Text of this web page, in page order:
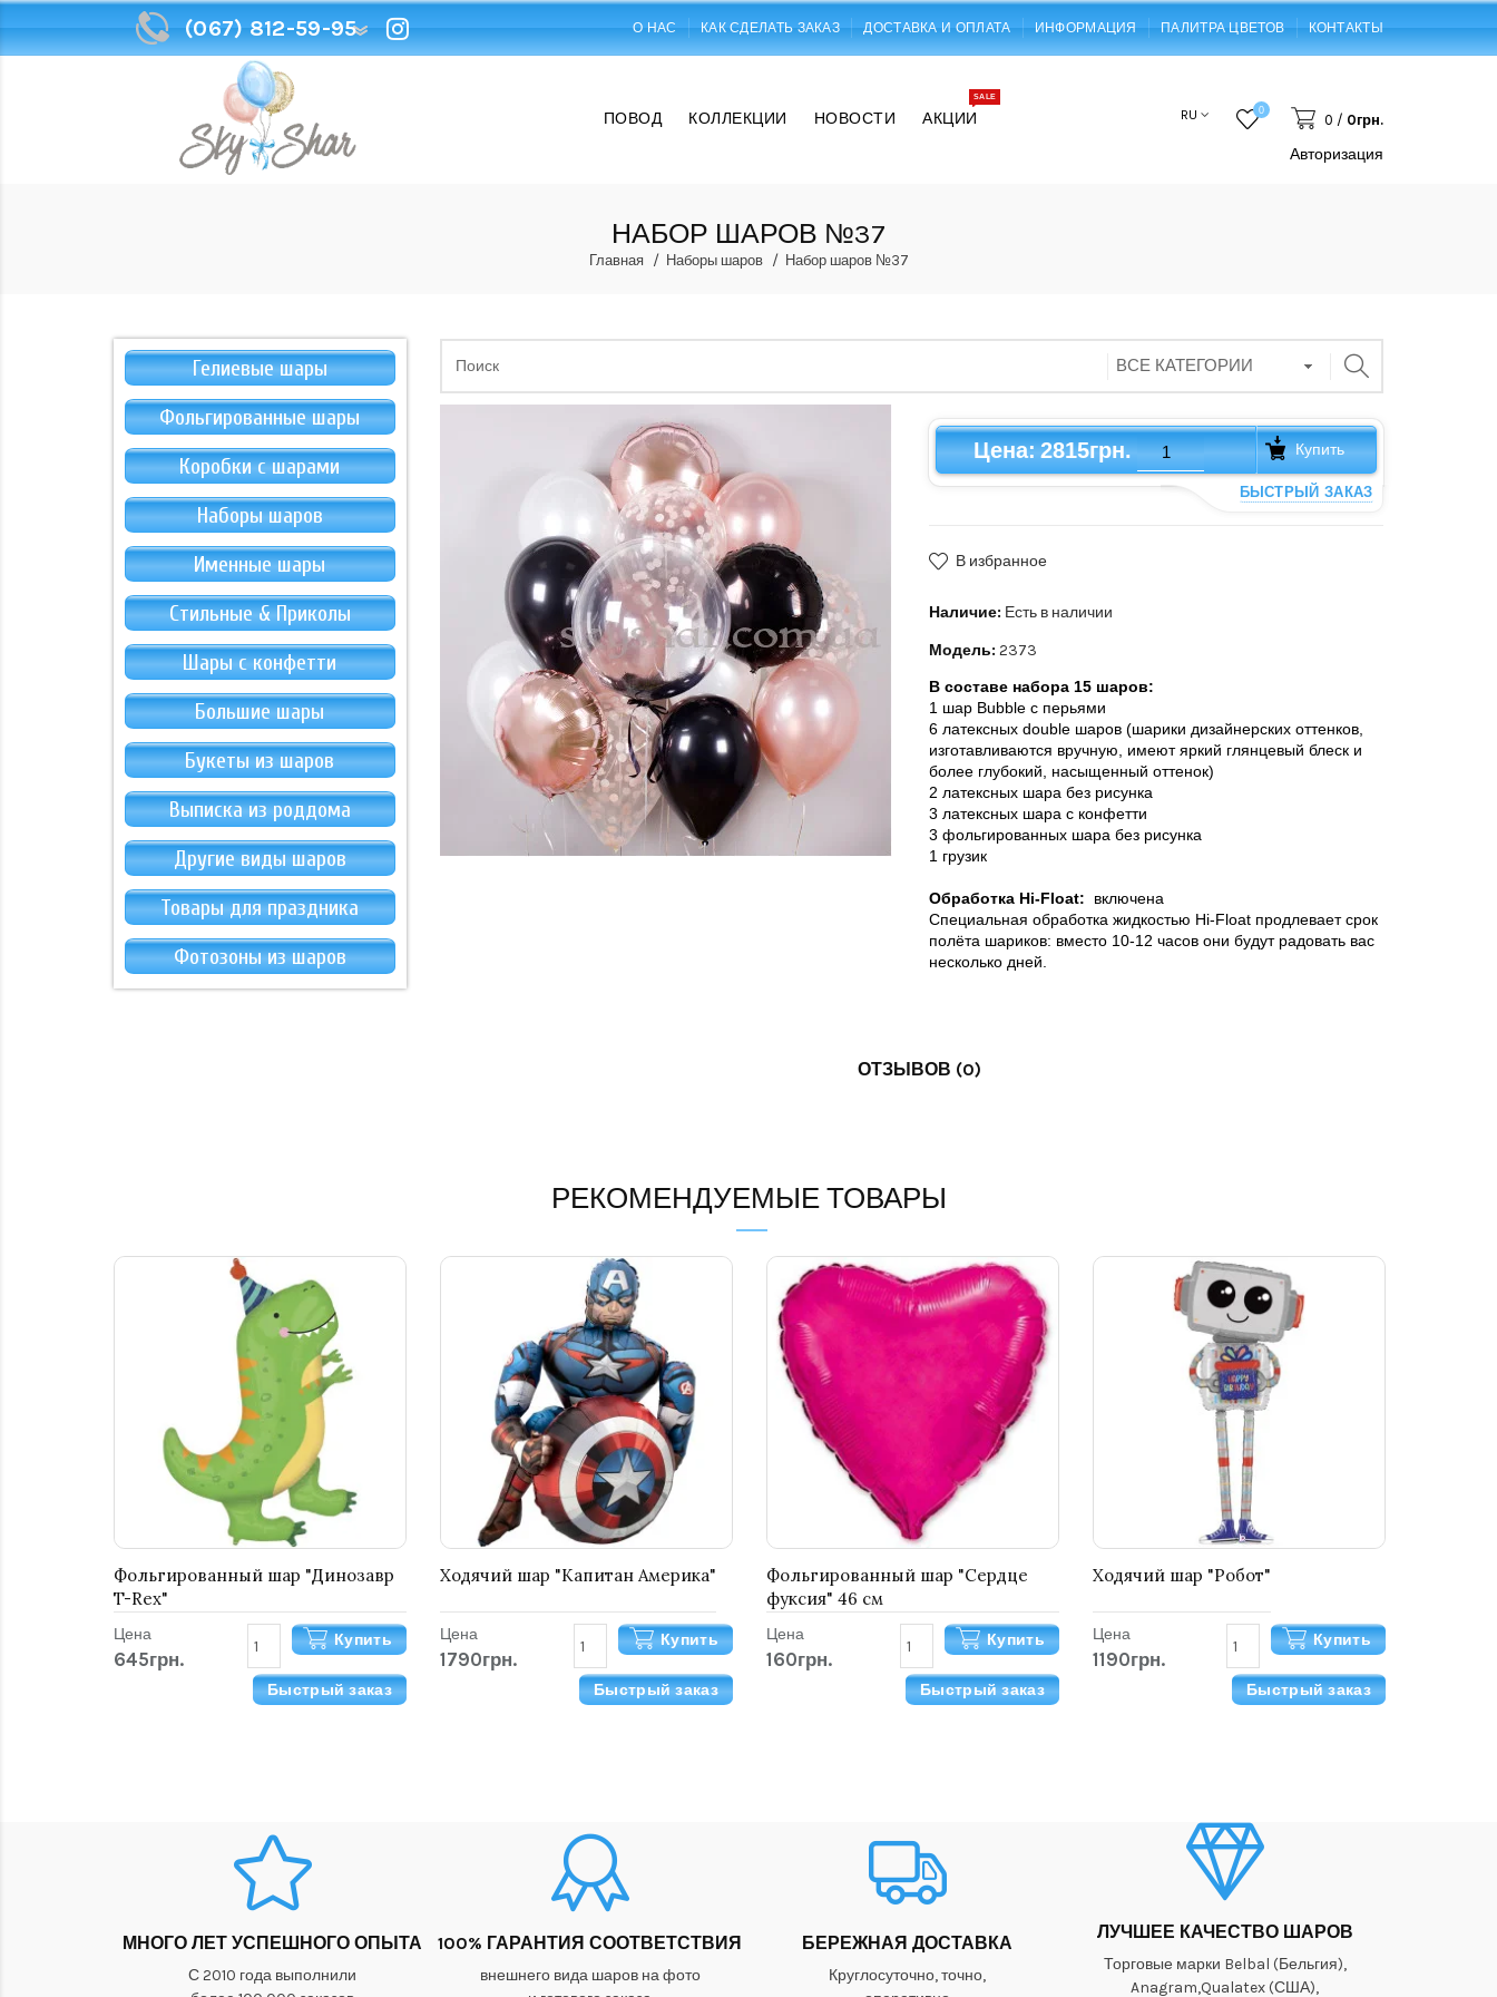
(067) 812-59-95
(067) 812-59-95
О НАС КАК СДЕЛАТЬ ЗАКАЗ ДОСТАВКА И ОПЛАТА ИНФОРМАЦИЯ ПАЛИТРА ЦВЕТОВ КОНТАКТЫ
ПОВОД КОЛЛЕКЦИИ НОВОСТИ АКЦИИ
SALE
RU 0
0 / 0грн.
Авторизация
НАБОР ШАРОВ №37
Главная Наборы шаров Набор шаров №37
Гелиевые шары
Фольгированные шары
Коробки с шарами
Наборы шаров
Именные шары
Стильные & Приколы
Шары с конфетти
Большие шары
Букеты из шаров
Выписка из роддома
Другие виды шаров
Товары для праздника
Фотозоны из шаров
Цена:2815грн. Купить
БЫСТРЫЙ ЗАКАЗ
В избранное
Наличие: Есть в наличии
Модель: 2373
В составе набора 15 шаров:
1 шар Bubble с перьями
6 латексных double шаров (шарики дизайнерских оттенков,
изготавливаются вручную, имеют яркий глянцевый блеск и
более глубокий, насыщенный оттенок)
2 латексных шара без рисунка
3 латексных шара с конфетти
3 фольгированных шара без рисунка
1 грузик
Обработка Hi-Float:
включена
Специальная обработка жидкостью Hi-Float продлевает срок
полёта шариков: вместо 10-12 часов они будут радовать вас
несколько дней.
ОТЗЫВОВ (0)
РЕКОМЕНДУЕМЫЕ ТОВАРЫ
Фольгированный шар "Динозавр
T-Rex"
Цена
645грн.
Купить
Быстрый заказ
Ходячий шар "Капитан Америка"
Цена
1790грн.
Купить
Быстрый заказ
Фольгированный шар "Сердце
фуксия" 46 см
Цена
160грн.
Купить
Быстрый заказ
Ходячий шар "Робот"
Цена
1190грн.
Купить
Быстрый заказ
МНОГО ЛЕТ УСПЕШНОГО ОПЫТА
С 2010 года выполнили
100% ГАРАНТИЯ СООТВЕТСТВИЯ
внешнего вида шаров на фото
БЕРЕЖНАЯ ДОСТАВКА
Круглосуточно, точно,
ЛУЧШЕЕ КАЧЕСТВО ШАРОВ
Торговые марки Belbal (Бельгия),
Anagram,Qualatex (США),